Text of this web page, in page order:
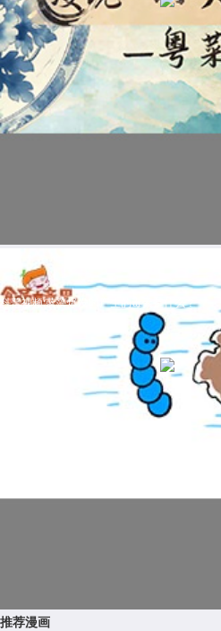
科普视频:蓝藻爆发时产生的毒素是什么？
推荐漫画